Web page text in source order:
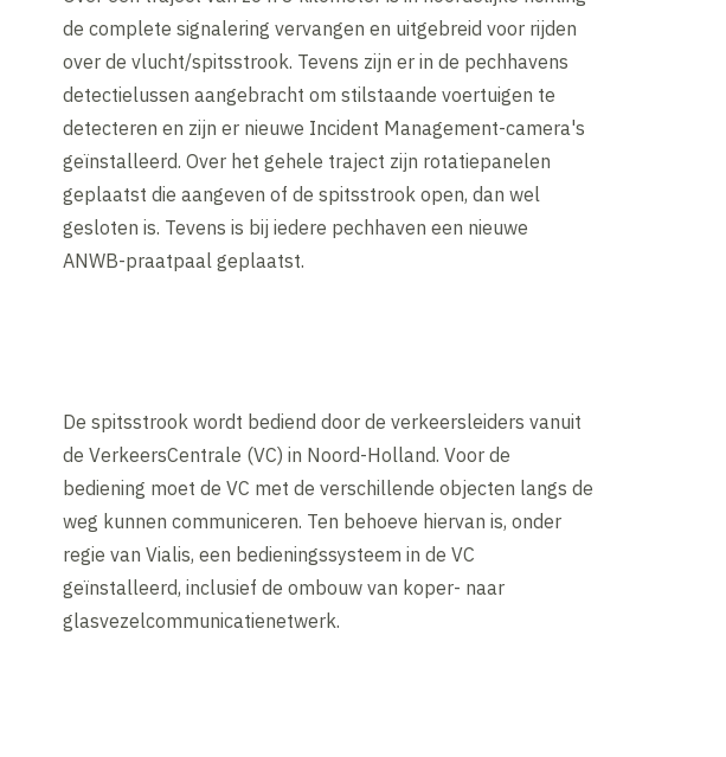
de complete signalering vervangen en uitgebreid voor rijden
over de vlucht/spitsstrook. Tevens zijn er in de pechhavens
detectielussen aangebracht om stilstaande voertuigen te
detecteren en zijn er nieuwe Incident Management-camera's
geïnstalleerd. Over het gehele traject zijn rotatiepanelen
geplaatst die aangeven of de spitsstrook open, dan wel
gesloten is. Tevens is bij iedere pechhaven een nieuwe
ANWB-praatpaal geplaatst.
De spitsstrook wordt bediend door de verkeersleiders vanuit
de VerkeersCentrale (VC) in Noord-Holland. Voor de
bediening moet de VC met de verschillende objecten langs de
weg kunnen communiceren. Ten behoeve hiervan is, onder
regie van Vialis, een bedieningssysteem in de VC
geïnstalleerd, inclusief de ombouw van koper- naar
glasvezelcommunicatienetwerk.